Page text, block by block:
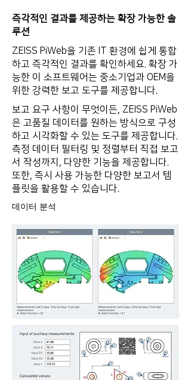
즉각적인 결과를 제공하는 확장 가능한 솔
루션
ZEISS PiWeb을 기존 IT 환경에 쉽게 통합
하고 즉각적인 결과를 확인하세요. 확장 가
능한 이 소프트웨어는 중소기업과 OEM을
위한 강력한 보고 도구를 제공합니다.
보고 요구 사항이 무엇이든, ZEISS PiWeb
은 고품질 데이터를 원하는 방식으로 구성
하고 시각화할 수 있는 도구를 제공합니다.
측정 데이터 필터링 및 정렬부터 직접 보고
서 작성까지, 다양한 기능을 제공합니다.
또한, 즉시 사용 가능한 다양한 보고서 템
플릿을 활용할 수 있습니다.
데이터 분석